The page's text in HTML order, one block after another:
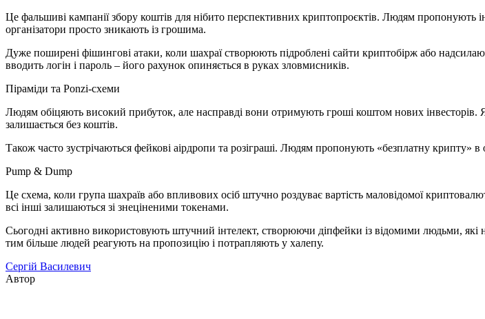
Це фальшиві кампанії збору коштів для нібито перспективних криптопроєктів. Людям пропонують
організатори просто зникають із грошима.
Дуже поширені фішингові атаки, коли шахраї створюють підроблені сайти криптобірж або
вводить логін і пароль – його рахунок опиняється в руках зловмисників.
Піраміди та Ponzi-схеми
Людям обіцяють високий прибуток, але насправді вони отримують гроші коштом нових інвесторів.
залишається без коштів.
Також часто зустрічаються фейкові аірдропи та розіграші. Людям пропонують «безплатну
Pump & Dump
Це схема, коли група шахраїв або впливових осіб штучно роздуває вартість маловідомої
всі інші залишаються зі знеціненими токенами.
Сьогодні активно використовують штучний інтелект, створюючи діпфейки із відомими людьми,
тим більше людей реагують на пропозицію і потрапляють у халепу.
Сергій Василевич
Автор